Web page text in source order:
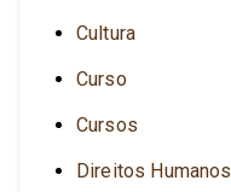
Cultura
Curso
Cursos
Direitos Humanos